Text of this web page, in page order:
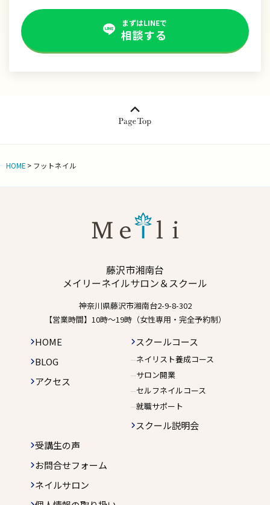
まずはLINEで
相談する
HOME > フットネイル
藤沢市湘南台
メイリーネイルサロン＆スクール
神奈川県藤沢市湘南台2-9-8-302
【営業時間】10時〜19時（女性専用・完全予約制）
HOME
BLOG
アクセス
スクールコース
ネイリスト養成コース
サロン開業
セルフネイルコース
就職サポート
スクール説明会
受講生の声
お問合せフォーム
ネイルサロン